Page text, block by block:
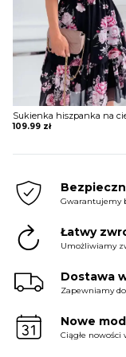
109.99 zł
Gwarantujemy
Łatwy
Umożliwiamy
Dostawa
Zapewniamy
Nowe
Ciągłe nowości